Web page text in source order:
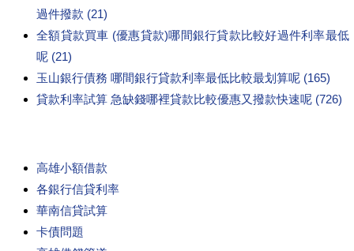
過件撥款 (21)
全額貸款買車 (優惠貸款)哪間銀行貸款比較好過件利率最低
呢 (21)
玉山銀行債務 哪間銀行貸款利率最低比較最划算呢 (165)
貸款利率試算 急缺錢哪裡貸款比較優惠又撥款快速呢 (726)
高雄小額借款
各銀行信貸利率
華南信貸試算
卡債問題